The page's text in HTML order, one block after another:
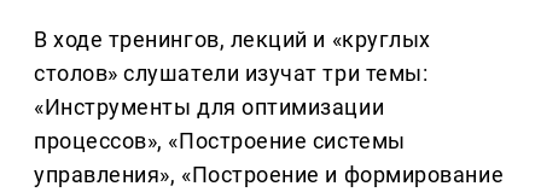
В ходе тренингов, лекций и «круглых
столов» слушатели изучат три темы:
«Инструменты для оптимизации
процессов», «Построение системы
управления», «Построение и формирование